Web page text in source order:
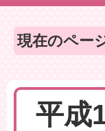
現在のペー
平成